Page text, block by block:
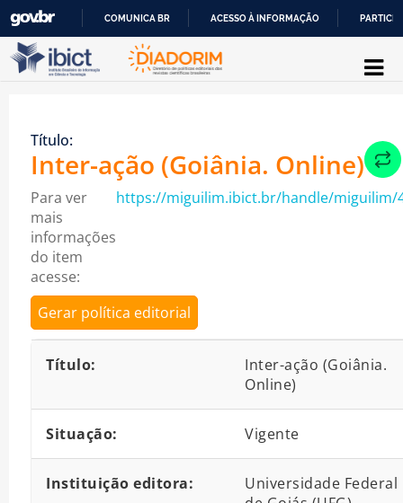
IR
COMUNICA BR ACESSO À INFORMAÇÃO
Pular para o conteúdo
Título:
Inter-ação (Goiânia. Online)
Para ver
mais
informações
do item
acesse:
https://miguilim.ibict.br/handle/miguilim/
Gerar política editorial
Título:
Inter-ação (Goiânia.
Online)
Situação: Vigente
Instituição editora:
Universidade Federal